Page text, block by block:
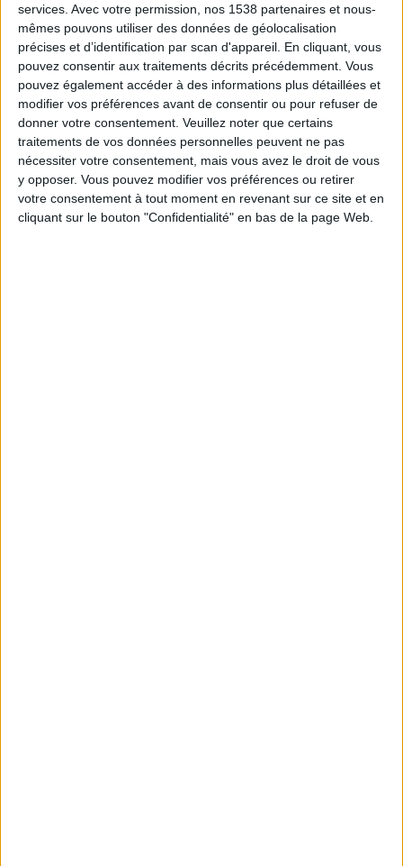
services. Avec votre permission, nos 1538 partenaires et nous-
mêmes pouvons utiliser des données de géolocalisation
précises et d’identification par scan d'appareil. En cliquant, vous
pouvez consentir aux traitements décrits précédemment. Vous
pouvez également accéder à des informations plus détaillées et
modifier vos préférences avant de consentir ou pour refuser de
donner votre consentement. Veuillez noter que certains
traitements de vos données personnelles peuvent ne pas
nécessiter votre consentement, mais vous avez le droit de vous
y opposer. Vous pouvez modifier vos préférences ou retirer
votre consentement à tout moment en revenant sur ce site et en
cliquant sur le bouton "Confidentialité" en bas de la page Web.
Service-client & Motivation Voir tout
Les équipes du Service-client et de la
Communauté Savoir Maigrir vous aident
chaque semaine à vous rapprocher
sereinement de votre objectif minceur.